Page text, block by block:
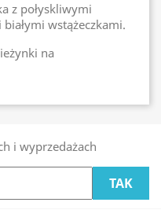
z połyskliwymi
wstążeczkami.
na
i wyprzedażach